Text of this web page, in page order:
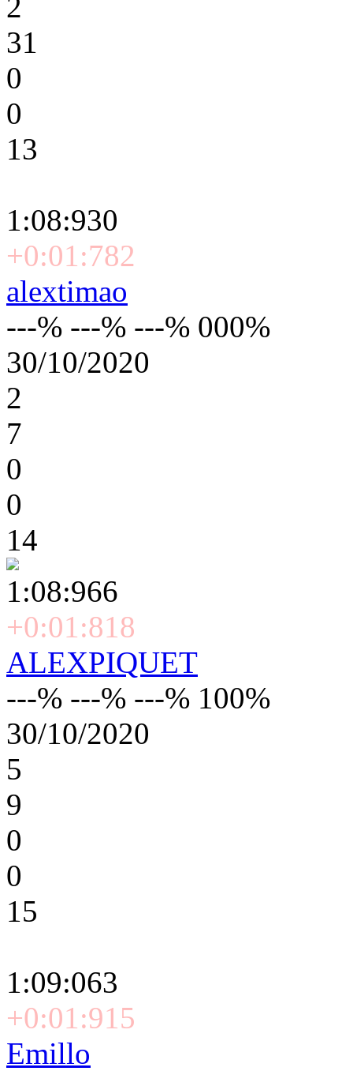
31
0
0
13
1:08:930
+0:01:782
alextimao
---% ---% ---% 000%
30/10/2020
2
7
0
0
14
1:08:966
+0:01:818
ALEXPIQUET
---% ---% ---% 100%
30/10/2020
5
9
0
0
15
1:09:063
+0:01:915
Emillo